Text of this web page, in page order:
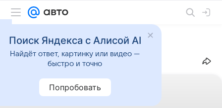
Каталог Марки Lada (ВАЗ) 2101
Поиск Яндекса с Алисой AI
Найдёт ответ, картинку или видео —
быстро и точно
Попробовать